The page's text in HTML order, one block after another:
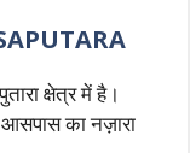
क्षेत्र में है।
का नज़ारा